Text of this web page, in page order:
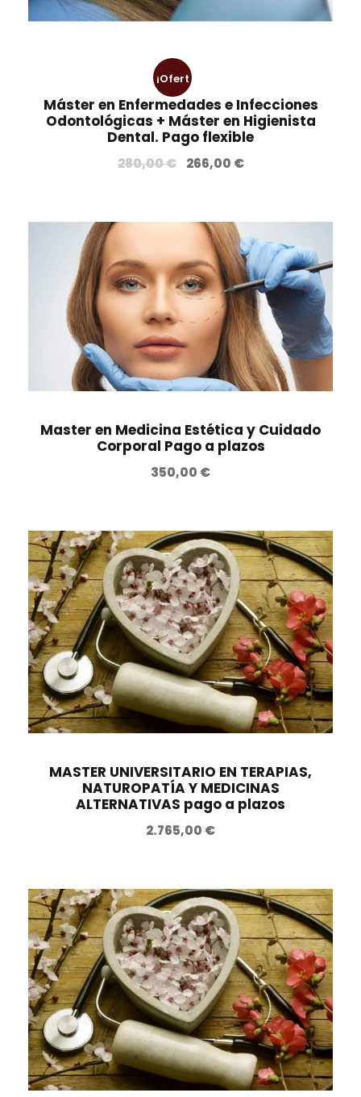
¡Ofert
a!
Máster en Enfermedades e Infecciones
Odontológicas + Máster en Higienista
Dental. Pago flexible
280,00€
E
r
c
i
o
o
r
g
n
a
l
:
2
8
0
,
0
0
€
.
266,00 €E
r
e
c
i
o
a
c
t
u
l
e
6
,
0
0
€
.
Master en Medicina Estética y Cuidado
Corporal Pago a plazos
350,00 €
MASTER UNIVERSITARIO EN TERAPIAS,
NATUROPATÍA Y MEDICINAS
ALTERNATIVAS pago a plazos
2.765,00 €